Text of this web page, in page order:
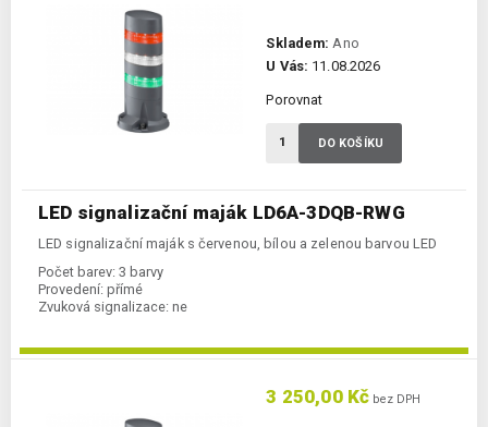
LED signalizační maják LD6A-3DQB-RWG
LED signalizační maják s červenou, bílou a zelenou barvou LED
Počet barev: 3 barvy
Provedení: přímé
Zvuková signalizace: ne
Skladem: Ano
U Vás: 11.08.2026
Porovnat
DO KOŠÍKU
3 250,00 Kč bez DPH